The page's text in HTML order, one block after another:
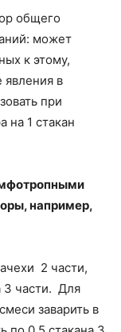
общего
может
к этому,
явления в
при
на 1 стакан
например,
2 части,
3 части. Для
заварить в